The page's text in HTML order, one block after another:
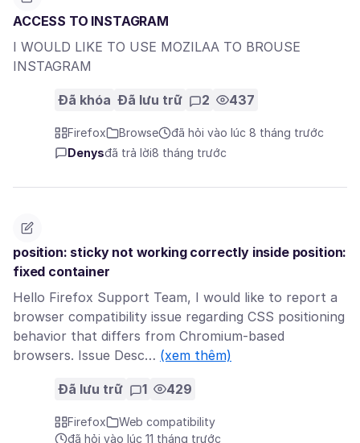
ACCESS TO INSTAGRAM
I WOULD LIKE TO USE MOZILAA TO BROUSE
INSTAGRAM
Đã khóa Đã lưu trữ 2 437
Firefox Browse
đã hỏi vào lúc 8 tháng trước
Denysđã trả lời8 tháng trước
position: sticky not working correctly inside position:
fixed container
Hello Firefox Support Team, I would like to report a
browser compatibility issue regarding CSS positioning
behavior that differs from Chromium-based
browsers. Issue Desc… (xem thêm)
Đã lưu trữ 1 429
Firefox
Web compatibility
đã hỏi vào lúc 11 tháng trước